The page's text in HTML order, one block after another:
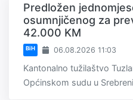
Predložen
osumnjičenog za
42.000 KM
BiH 06.08.2026 11:03
Kantonalno tužilaštvo
Općinskom sudu u